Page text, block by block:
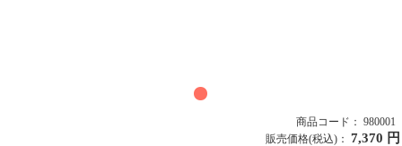
商品コード： 980001
販売価格(税込)： 7,370 円